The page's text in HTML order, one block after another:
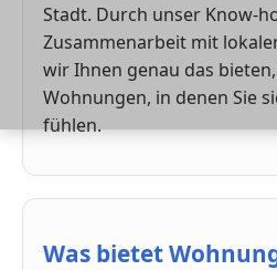
Stadt. Durch unser Know-
Zusammenarbeit mit
wir Ihnen genau das
Wohnungen, in denen Sie
fühlen.
Was bietet